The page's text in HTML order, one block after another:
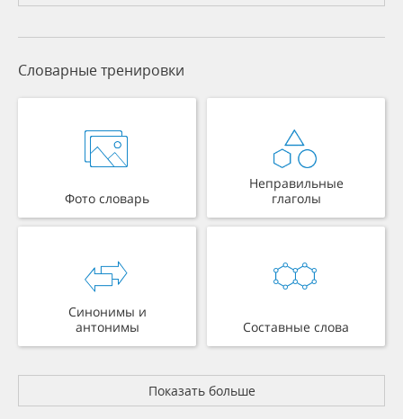
Словарные тренировки
Фото словарь
Неправильные
глаголы
Синонимы и
антонимы
Составные слова
Показать больше